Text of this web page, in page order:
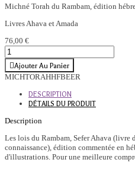
Michné Torah du Rambam, édition
Livres Ahava et Amada
76,00 €
Ajouter Au Panier
MICHTORAHHFBEER
DESCRIPTION
DÉTAILS DU PRODUIT
Description
Les lois du Rambam, Sefer Ahava (livre
connaissance), édition commentée en
d'illustrations. Pour une meilleure